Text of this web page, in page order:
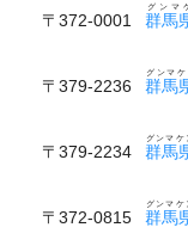
〒372-0001 群馬
グンマ
〒379-2236 群馬
グンマ
〒379-2234 群馬
グンマ
〒372-0815 群馬
グンマ